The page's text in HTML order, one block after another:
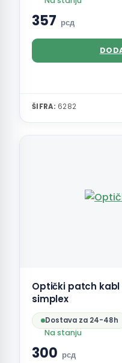
357 рсд
ŠIFRA: 6282
Optički patch kabl
simplex
Dostava za 24-48h
Na stanju
300 рсд